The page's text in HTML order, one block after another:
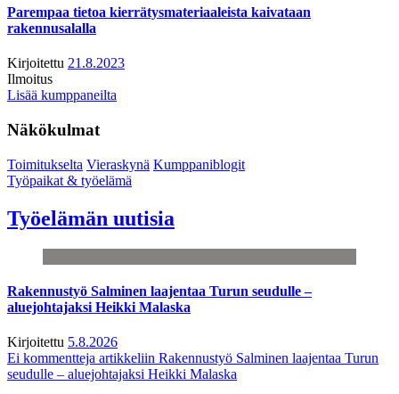
Parempaa tietoa kierrätysmateriaaleista kaivataan
rakennusalalla
Kirjoitettu 21.8.2023
Ilmoitus
Lisää kumppaneilta
Näkökulmat
Toimitukselta Vieraskynä Kumppaniblogit
Työpaikat & työelämä
Työelämän uutisia
Rakennustyö Salminen laajentaa Turun seudulle –
aluejohtajaksi Heikki Malaska
Kirjoitettu 5.8.2026
Ei kommentteja artikkeliin Rakennustyö Salminen laajentaa Turun
seudulle – aluejohtajaksi Heikki Malaska